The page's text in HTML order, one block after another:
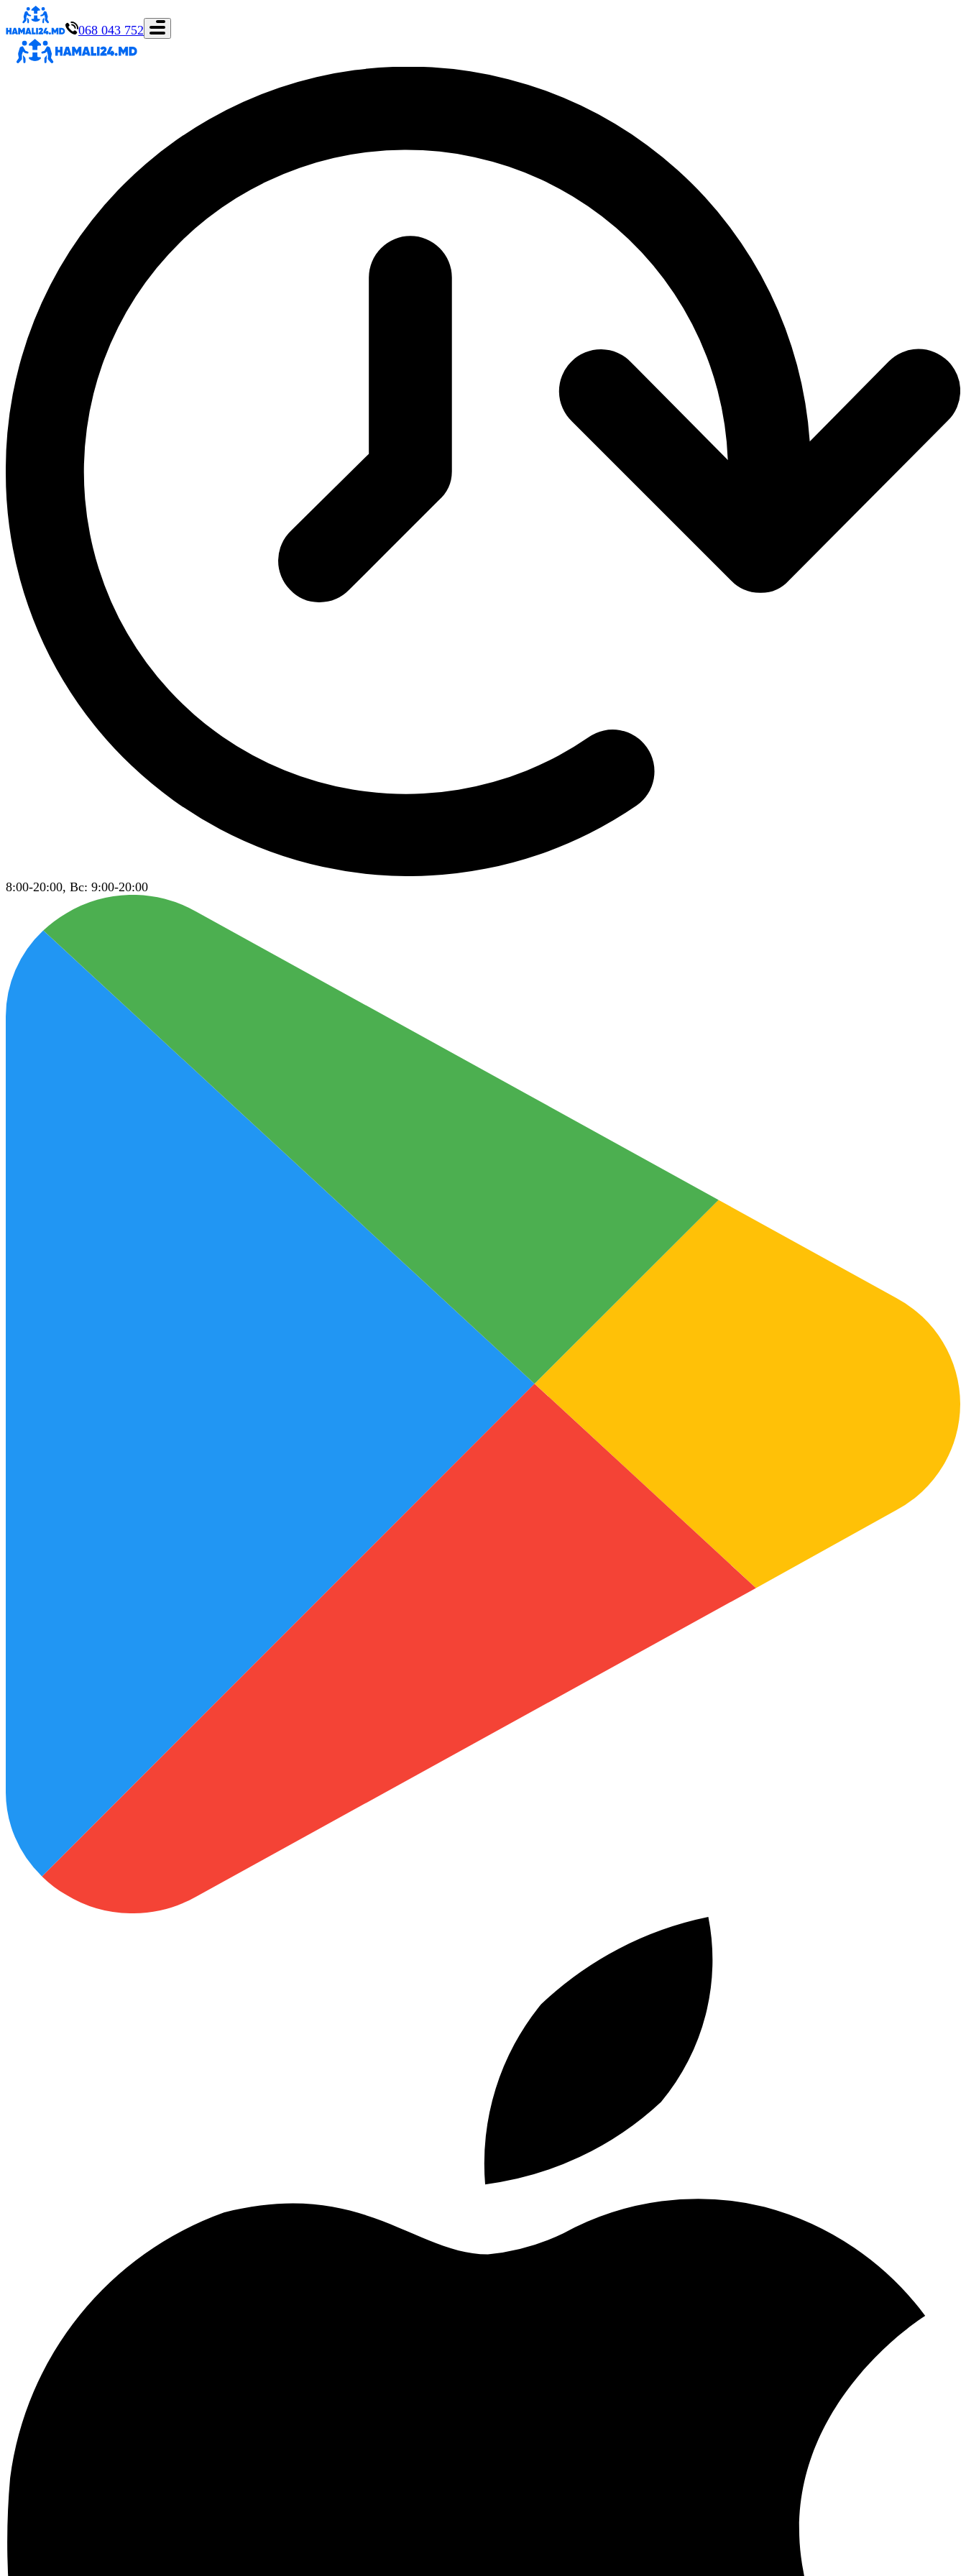
068 043 752
8:00-20:00, Вс: 9:00-20:00